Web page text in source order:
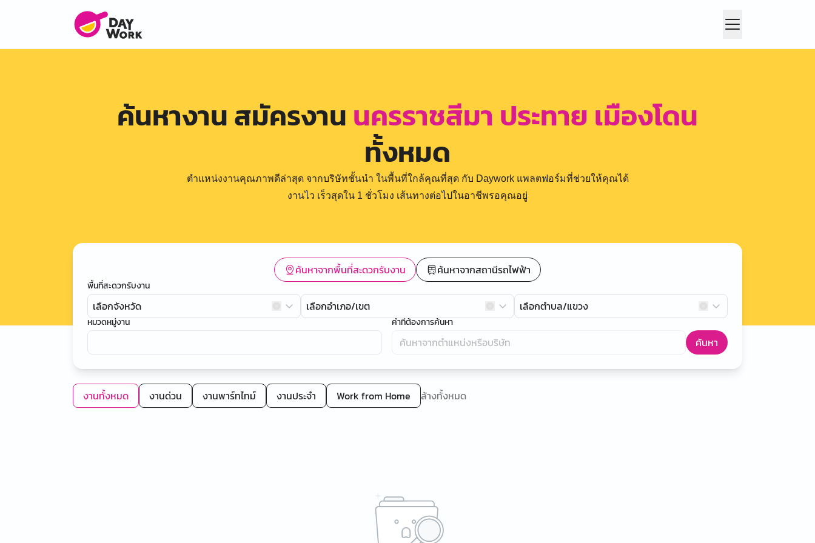
ค้นหางาน สมัครงาน นครราชสีมา ประทาย เมืองโดน
ทั้งหมด
ตำแหน่งงานคุณภาพดีล่าสุด จากบริษัทชั้นนำ ในพื้นที่ใกล้คุณที่สุด กับ Daywork แพลตฟอร์มที่ช่วยให้คุณได้
งานไว เร็วสุดใน 1 ชั่วโมง เส้นทางต่อไปในอาชีพรอคุณอยู่
ค้นหาจากพื้นที่สะดวกรับงาน ค้นหาจากสถานีรถไฟฟ้า
พื้นที่สะดวกรับงาน
เลือกจังหวัด เลือกอำเภอ/เขต เลือกตำบล/แขวง
หมวดหมู่งาน คำที่ต้องการค้นหา
ค้นหา
งานทั้งหมด งานด่วน งานพาร์ทไทม์ งานประจำ Work from Home ล้างทั้งหมด